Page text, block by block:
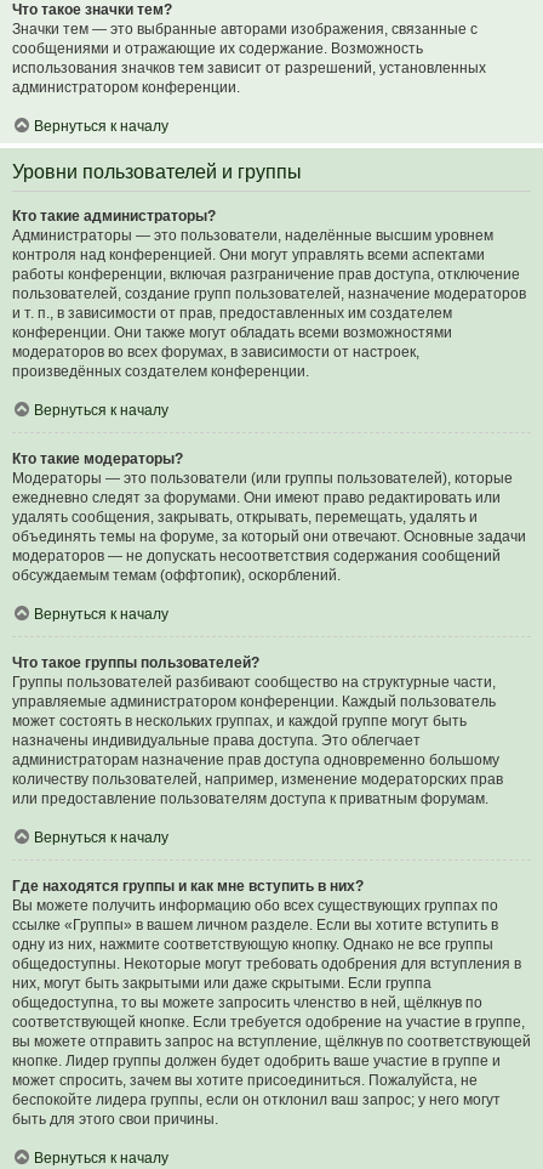
Что такое значки тем?
Значки тем — это выбранные авторами изображения, связанные с
сообщениями и отражающие их содержание. Возможность
использования значков тем зависит от разрешений, установленных
администратором конференции.
Вернуться к началу
Уровни пользователей и группы
Кто такие администраторы?
Администраторы — это пользователи, наделённые высшим уровнем
контроля над конференцией. Они могут управлять всеми аспектами
работы конференции, включая разграничение прав доступа, отключение
пользователей, создание групп пользователей, назначение модераторов
и т. п., в зависимости от прав, предоставленных им создателем
конференции. Они также могут обладать всеми возможностями
модераторов во всех форумах, в зависимости от настроек,
произведённых создателем конференции.
Вернуться к началу
Кто такие модераторы?
Модераторы — это пользователи (или группы пользователей), которые
ежедневно следят за форумами. Они имеют право редактировать или
удалять сообщения, закрывать, открывать, перемещать, удалять и
объединять темы на форуме, за который они отвечают. Основные задачи
модераторов — не допускать несоответствия содержания сообщений
обсуждаемым темам (оффтопик), оскорблений.
Вернуться к началу
Что такое группы пользователей?
Группы пользователей разбивают сообщество на структурные части,
управляемые администратором конференции. Каждый пользователь
может состоять в нескольких группах, и каждой группе могут быть
назначены индивидуальные права доступа. Это облегчает
администраторам назначение прав доступа одновременно большому
количеству пользователей, например, изменение модераторских прав
или предоставление пользователям доступа к приватным форумам.
Вернуться к началу
Где находятся группы и как мне вступить в них?
Вы можете получить информацию обо всех существующих группах по
ссылке «Группы» в вашем личном разделе. Если вы хотите вступить в
одну из них, нажмите соответствующую кнопку. Однако не все группы
общедоступны. Некоторые могут требовать одобрения для вступления в
них, могут быть закрытыми или даже скрытыми. Если группа
общедоступна, то вы можете запросить членство в ней, щёлкнув по
соответствующей кнопке. Если требуется одобрение на участие в группе,
вы можете отправить запрос на вступление, щёлкнув по соответствующей
кнопке. Лидер группы должен будет одобрить ваше участие в группе и
может спросить, зачем вы хотите присоединиться. Пожалуйста, не
беспокойте лидера группы, если он отклонил ваш запрос; у него могут
быть для этого свои причины.
Вернуться к началу